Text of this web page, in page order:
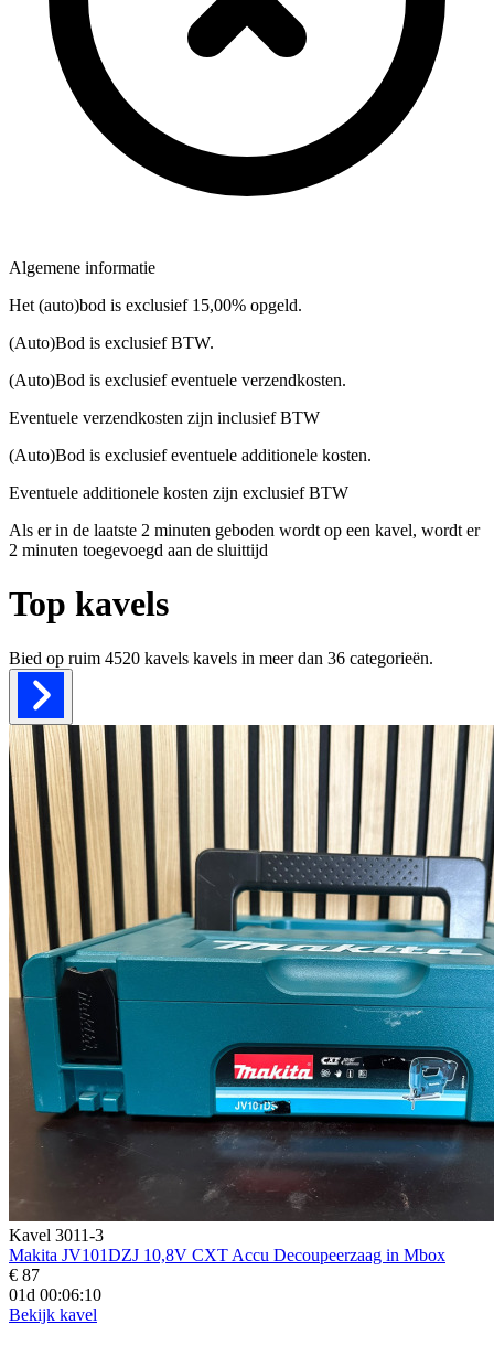
Algemene informatie
Het (auto)bod is exclusief 15,00% opgeld.
(Auto)Bod is exclusief BTW.
(Auto)Bod is exclusief eventuele verzendkosten.
Eventuele verzendkosten zijn inclusief BTW
(Auto)Bod is exclusief eventuele additionele kosten.
Eventuele additionele kosten zijn exclusief BTW
Als er in de laatste 2 minuten geboden wordt op een kavel, wordt er
2 minuten toegevoegd aan de sluittijd
Top kavels
Bied op ruim 4520 kavels kavels in meer dan 36 categorieën.
Kavel 3011-3
Makita JV101DZJ 10,8V CXT Accu Decoupeerzaag in Mbox
€ 87
01d 00:06:08
Bekijk kavel